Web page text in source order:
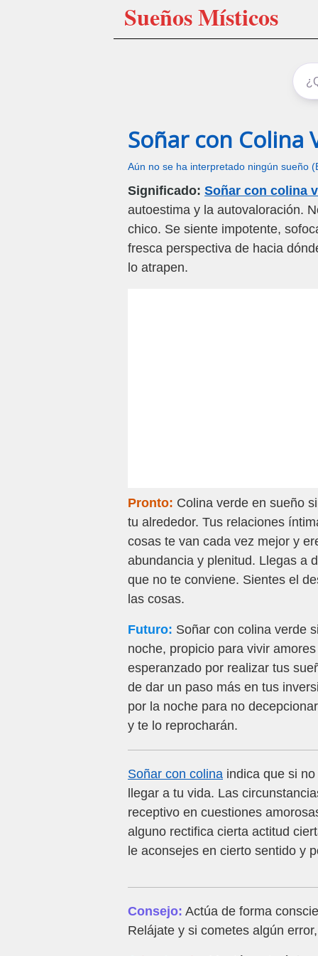
Sueños Místicos
Soñar con Colina
Aún no se ha interpretado ningún sueño
Significado: Soñar con colina
autoestima y la autovaloración.
chico. Se siente impotente,
fresca perspectiva de hacia
lo atrapen.
Pronto: Colina verde en sueño
tu alrededor. Tus relaciones
cosas te van cada vez mejor y
abundancia y plenitud. Llegas a
que no te conviene. Sientes el
las cosas.
Futuro: Soñar con colina verde
noche, propicio para vivir
esperanzado por realizar tus
de dar un paso más en tus
por la noche para no
y te lo reprocharán.
Soñar con colina indica que si
llegar a tu vida. Las
receptivo en cuestiones
alguno rectifica cierta actitud
le aconsejes en cierto sentido y
Consejo: Actúa de forma
Relájate y si cometes algún